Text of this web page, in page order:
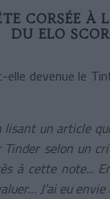
CORSÉE À
DU ELO
devenue le
lisant un article
selon un
à cette note...
J’ai eu envie